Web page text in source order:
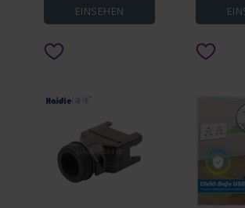
EINSEHEN